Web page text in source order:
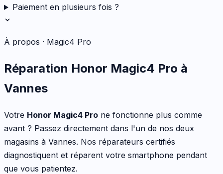
Paiement en plusieurs fois ?
À propos · Magic4 Pro
Réparation Honor Magic4 Pro à
Vannes
Votre Honor Magic4 Pro ne fonctionne plus comme
avant ? Passez directement dans l'un de nos deux
magasins à Vannes. Nos réparateurs certifiés
diagnostiquent et réparent votre smartphone pendant
que vous patientez.